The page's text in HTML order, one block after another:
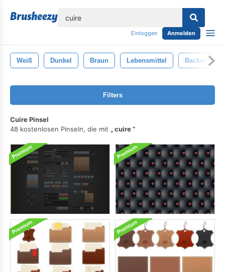
Einloggen Anmelden
Weiß Dunkel Braun Lebensmittel Backen
Filters
Cuire Pinsel
48 kostenlosen Pinseln, die mit
cuire